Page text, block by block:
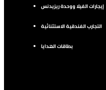
إيجارات الفيلا ووحدة ريزيدنس
التجارب الفندقية الاستثنائية
بطاقات الهدايا